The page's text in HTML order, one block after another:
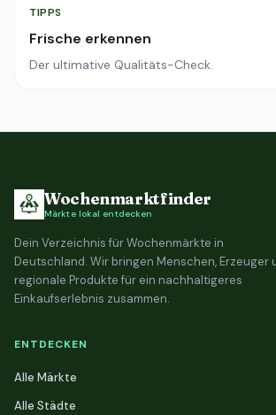
TIPPS
Frische erkennen
Der ultimative Qualitäts-Check.
Wochenmarktfinder
Märkte lokal entdecken
Dein Verzeichnis für Wochenmärkte in
Deutschland. Wir bringen Menschen, Erzeuger
regionale Produkte für ein nachhaltigeres
Einkaufserlebnis zusammen.
ENTDECKEN
Alle Märkte
Alle Städte